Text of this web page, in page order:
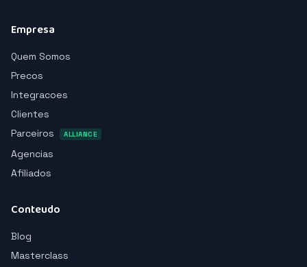
Empresa
Quem Somos
Precos
Integracoes
Clientes
Parceiros
ALLIANCE
Agencias
Afiliados
Conteudo
Blog
Masterclass